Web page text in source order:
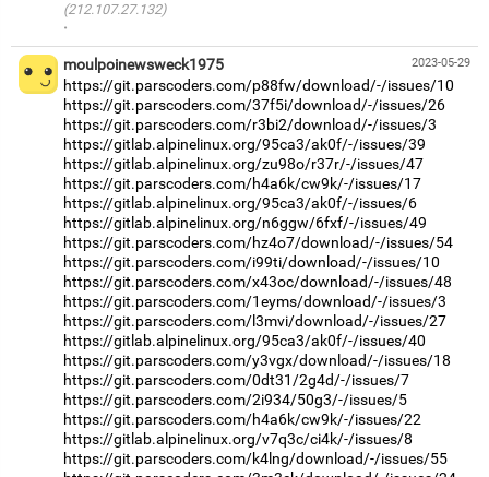
(212.107.27.132)
·
2023-05-29
moulpoinewsweck1975
https://git.parscoders.com/p88fw/download/-/issues/10
https://git.parscoders.com/37f5i/download/-/issues/26
https://git.parscoders.com/r3bi2/download/-/issues/3
https://gitlab.alpinelinux.org/95ca3/ak0f/-/issues/39
https://gitlab.alpinelinux.org/zu98o/r37r/-/issues/47
https://git.parscoders.com/h4a6k/cw9k/-/issues/17
https://gitlab.alpinelinux.org/95ca3/ak0f/-/issues/6
https://gitlab.alpinelinux.org/n6ggw/6fxf/-/issues/49
https://git.parscoders.com/hz4o7/download/-/issues/54
https://git.parscoders.com/i99ti/download/-/issues/10
https://git.parscoders.com/x43oc/download/-/issues/48
https://git.parscoders.com/1eyms/download/-/issues/3
https://git.parscoders.com/l3mvi/download/-/issues/27
https://gitlab.alpinelinux.org/95ca3/ak0f/-/issues/40
https://git.parscoders.com/y3vgx/download/-/issues/18
https://git.parscoders.com/0dt31/2g4d/-/issues/7
https://git.parscoders.com/2i934/50g3/-/issues/5
https://git.parscoders.com/h4a6k/cw9k/-/issues/22
https://gitlab.alpinelinux.org/v7q3c/ci4k/-/issues/8
https://git.parscoders.com/k4lng/download/-/issues/55